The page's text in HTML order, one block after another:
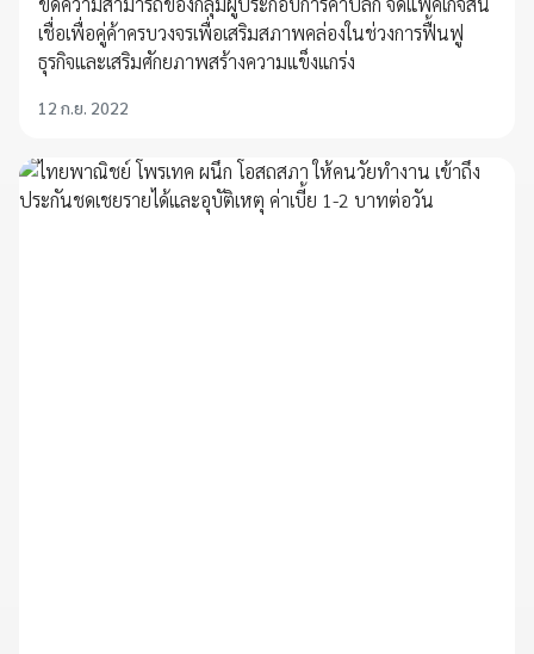
เชื่อเพื่อคู่ค้าครบวงจรเพื่อเสริมสภาพคล่องในช่วงการฟื้นฟู
ธุรกิจและเสริมศักยภาพสร้างความแข็งแกร่ง
12 ก.ย. 2022